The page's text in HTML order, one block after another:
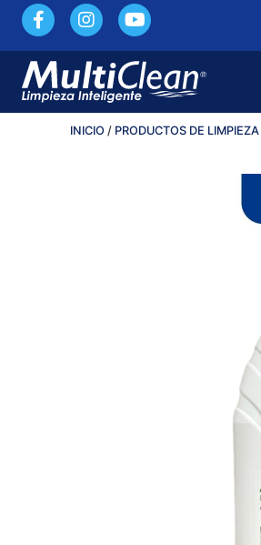
INICIO / PRODUCTOS DE LIMPIEZA